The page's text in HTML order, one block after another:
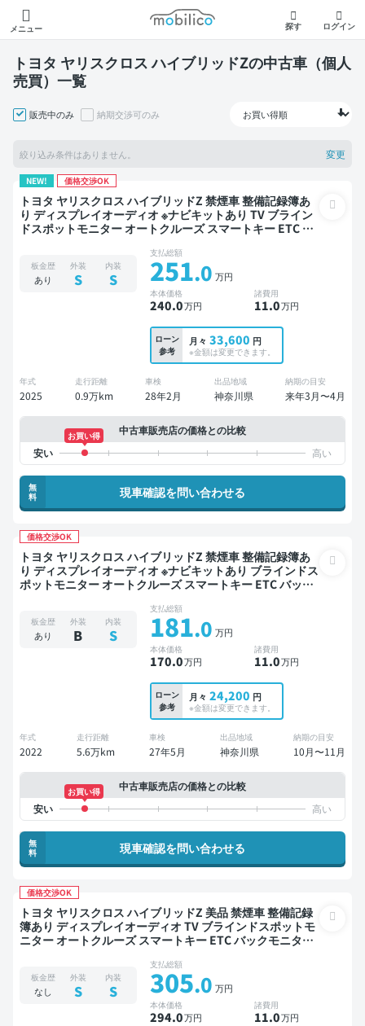
メニュー
モビリコ
探す ログイン
トヨタ ヤリスクロス ハイブリッドZの中古車（個人
売買）一覧
販売中のみ 納期交渉可のみ
絞り込み条件はありません。 変更
NEW! 価格交渉OK
トヨタ ヤリスクロス ハイブリッドZ 禁煙車 整備記録簿あ
り ディスプレイオーディオ ※ナビキットあり TV ブライン
ドスポットモニター オートクルーズ スマートキー ETC バ
板金歴
あり
外装
S
内装
S
支払総額
251.0 万円
本体価格
240.0万円
諸費用
11.0万円
ローン
参考
月々 33,600 円
※金額は変更できます。
年式
2025
走行距離
0.9万km
車検
28年2月
出品地域
神奈川県
納期の目安
来年3月〜4月
中古車販売店の価格との比較
お買い得
無
料
現車確認を問い合わせる
価格交渉OK
トヨタ ヤリスクロス ハイブリッドZ 禁煙車 整備記録簿あ
り ディスプレイオーディオ ※ナビキットあり ブラインドス
ポットモニター オートクルーズ スマートキー ETC バック
板金歴
あり
外装
B
内装
S
支払総額
181.0 万円
本体価格
170.0万円
諸費用
11.0万円
ローン
参考
月々 24,200 円
※金額は変更できます。
年式
2022
走行距離
5.6万km
車検
27年5月
出品地域
神奈川県
納期の目安
10月〜11月
中古車販売店の価格との比較
お買い得
無
料
現車確認を問い合わせる
価格交渉OK
トヨタ ヤリスクロス ハイブリッドZ 美品 禁煙車 整備記録
簿あり ディスプレイオーディオ TV ブラインドスポットモ
ニター オートクルーズ スマートキー ETC バックモニター
板金歴
なし
外装
S
内装
S
支払総額
305.0 万円
本体価格
294.0万円
諸費用
11.0万円